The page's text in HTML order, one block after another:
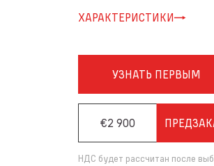
ХАРАКТЕРИСТИКИ
УЗНАТЬ ПЕРВЫМ
€2 900
НДС будет рассчитан после